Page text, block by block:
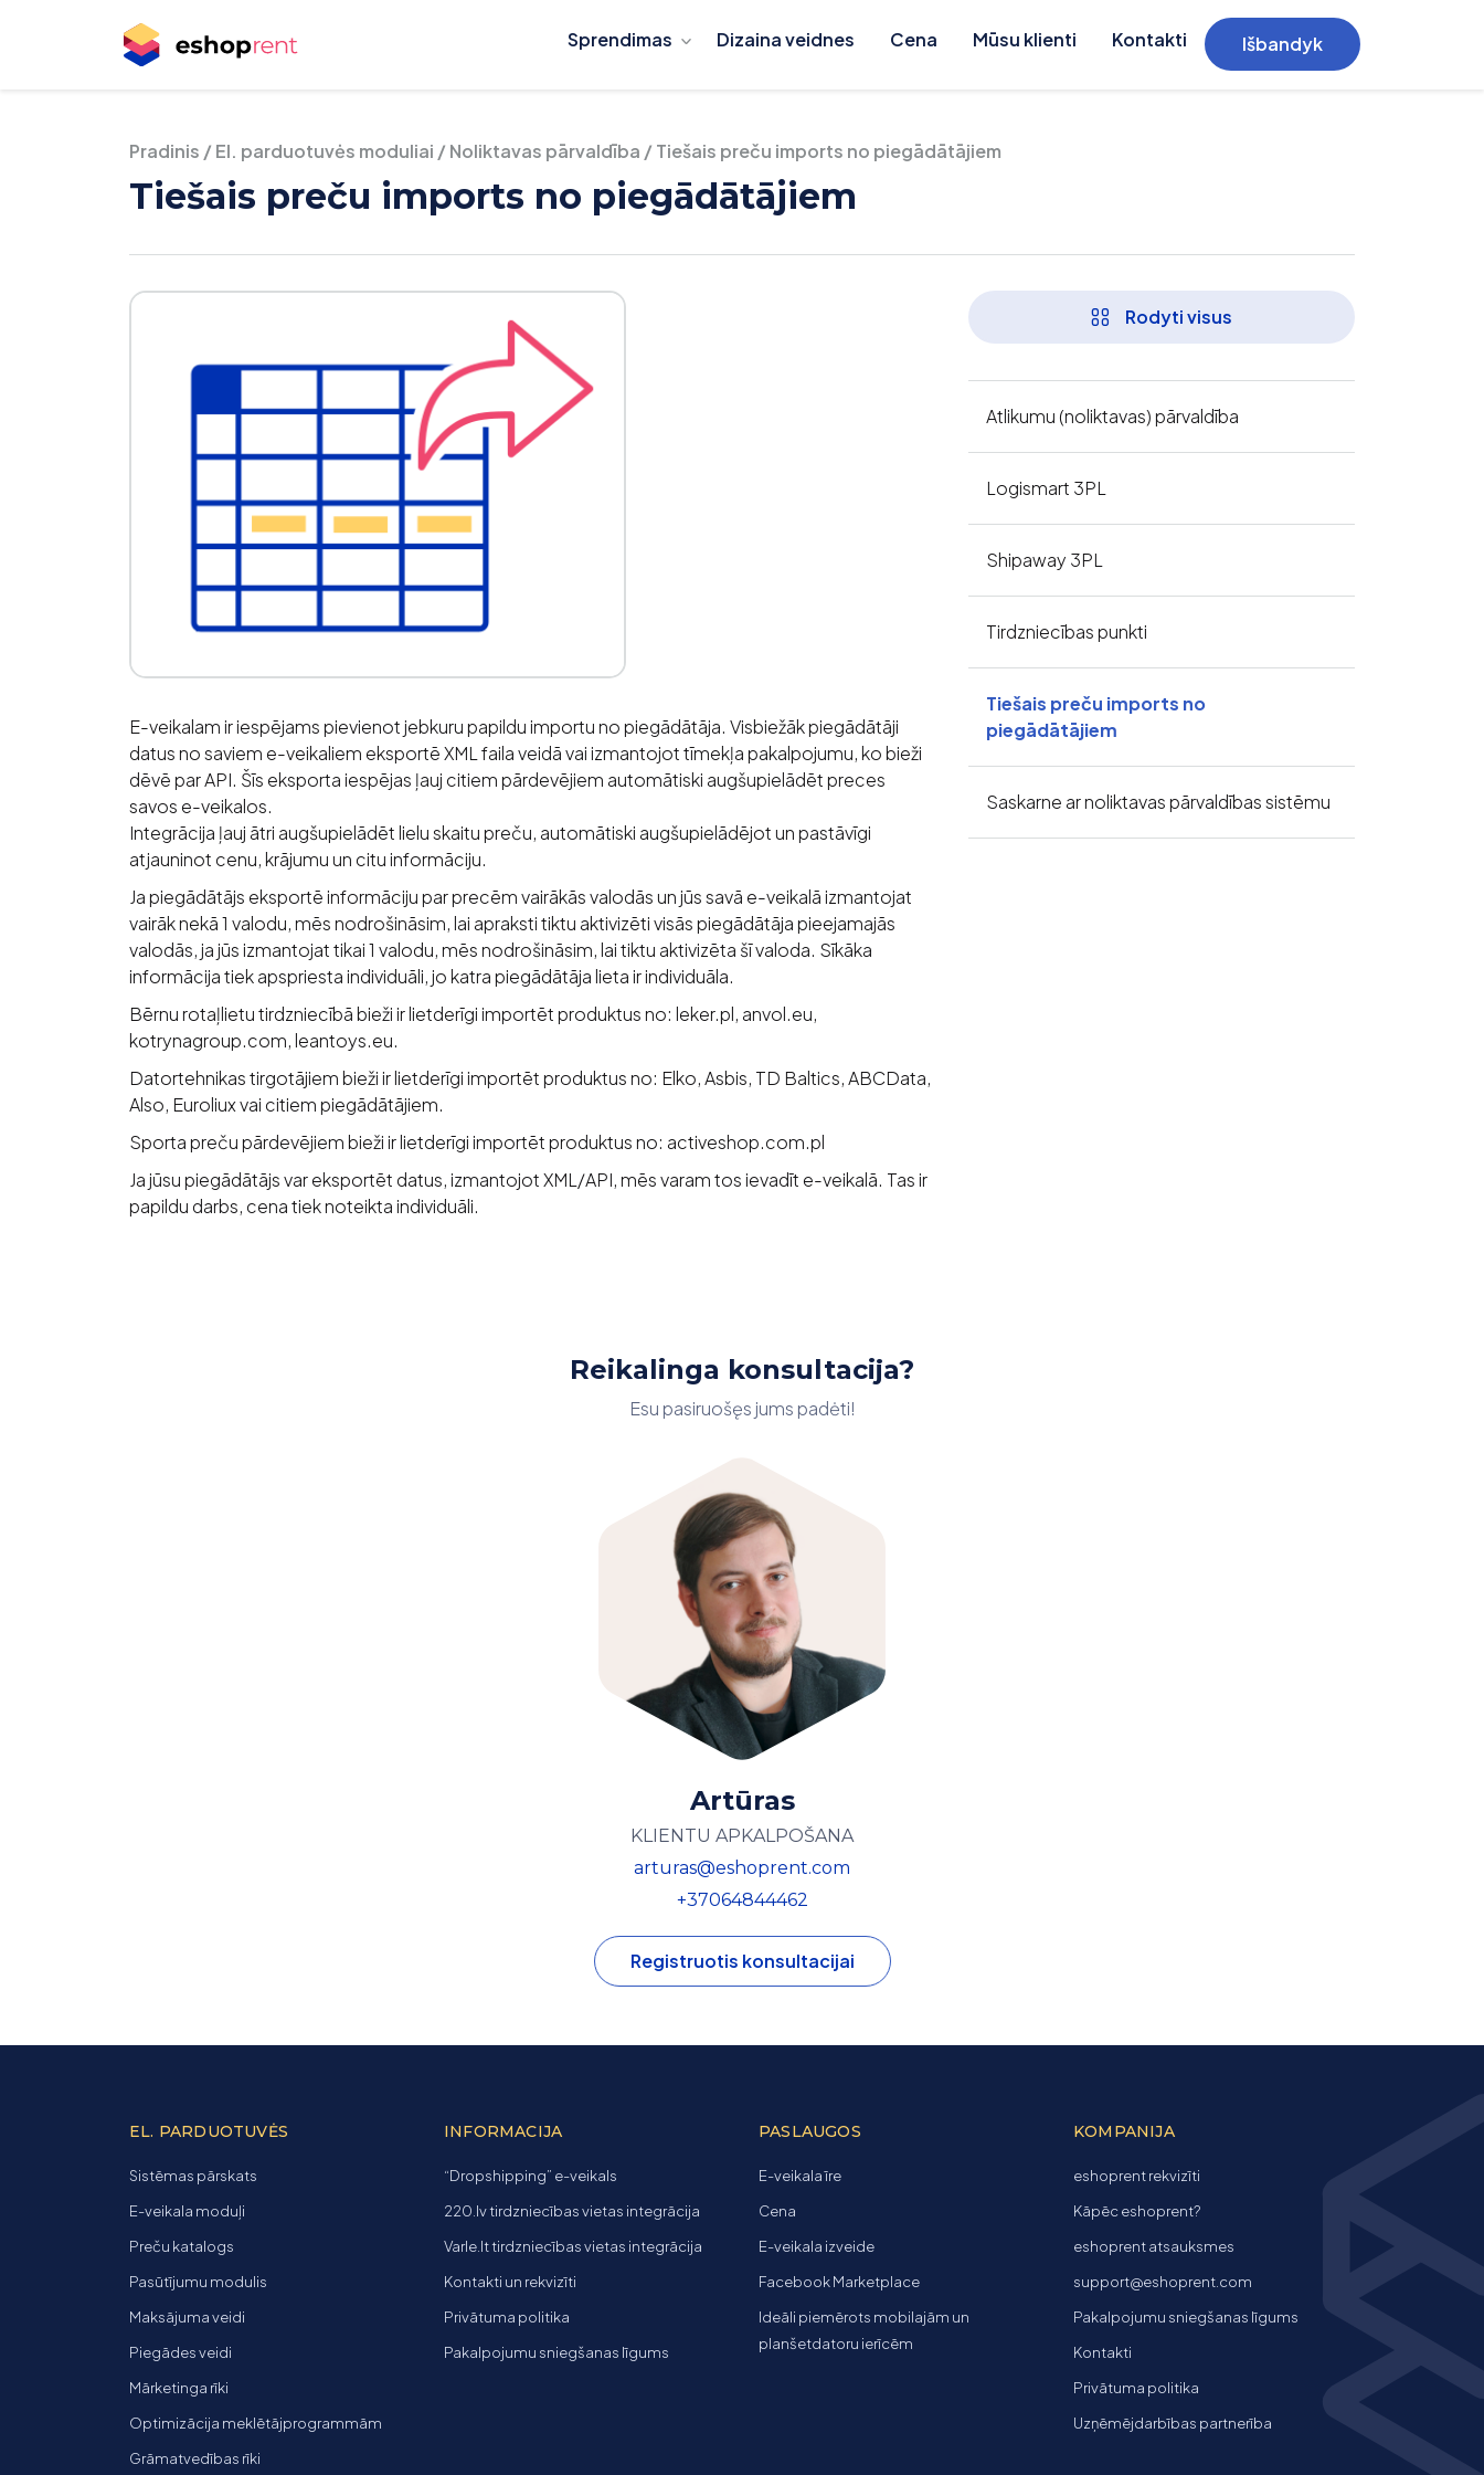
Sprendimas Dizaina veidnes Cena Mūsu klienti Kontakti Išbandyk
Pradinis /El. parduotuvės moduliai /Noliktavas pārvaldība /Tiešais preču imports no piegādātājiem
Tiešais preču imports no piegādātājiem
E-veikalam ir iespējams pievienot jebkuru papildu importu no piegādātāja. Visbiežāk piegādātāji
datus no saviem e-veikaliem eksportē XML faila veidā vai izmantojot tīmekļa pakalpojumu, ko bieži
dēvē par API. Šīs eksporta iespējas ļauj citiem pārdevējiem automātiski augšupielādēt preces
savos e-veikalos.
Integrācija ļauj ātri augšupielādēt lielu skaitu preču, automātiski augšupielādējot un pastāvīgi
atjauninot cenu, krājumu un citu informāciju.
Ja piegādātājs eksportē informāciju par precēm vairākās valodās un jūs savā e-veikalā izmantojat
vairāk nekā 1 valodu, mēs nodrošināsim, lai apraksti tiktu aktivizēti visās piegādātāja pieejamajās
valodās, ja jūs izmantojat tikai 1 valodu, mēs nodrošināsim, lai tiktu aktivizēta šī valoda. Sīkāka
informācija tiek apspriesta individuāli, jo katra piegādātāja lieta ir individuāla.
Bērnu rotaļlietu tirdzniecībā bieži ir lietderīgi importēt produktus no: leker.pl, anvol.eu,
kotrynagroup.com, leantoys.eu.
Datortehnikas tirgotājiem bieži ir lietderīgi importēt produktus no: Elko, Asbis, TD Baltics, ABCData,
Also, Euroliux vai citiem piegādātājiem.
Sporta preču pārdevējiem bieži ir lietderīgi importēt produktus no: activeshop.com.pl
Ja jūsu piegādātājs var eksportēt datus, izmantojot XML/API, mēs varam tos ievadīt e-veikalā. Tas ir
papildu darbs, cena tiek noteikta individuāli.
Rodyti visus
Atlikumu (noliktavas) pārvaldība
Logismart 3PL
Shipaway 3PL
Tirdzniecības punkti
Tiešais preču imports no
piegādātājiem
Saskarne ar noliktavas pārvaldības sistēmu
Reikalinga konsultacija?
Esu pasiruošęs jums padėti!
Artūras
KLIENTU APKALPOŠANA
arturas@eshoprent.com
+37064844462
Registruotis konsultacijai
EL. PARDUOTUVĖS
Sistēmas pārskats
E-veikala moduļi
Preču katalogs
Pasūtījumu modulis
Maksājuma veidi
Piegādes veidi
Mārketinga rīki
Optimizācija meklētājprogrammām
Grāmatvedības rīki
INFORMACIJA
“Dropshipping” e-veikals
220.lv tirdzniecības vietas integrācija
Varle.lt tirdzniecības vietas integrācija
Kontakti un rekvizīti
Privātuma politika
Pakalpojumu sniegšanas līgums
PASLAUGOS
E-veikala īre
Cena
E-veikala izveide
Facebook Marketplace
Ideāli piemērots mobilajām un
planšetdatoru ierīcēm
KOMPANIJA
eshoprent rekvizīti
Kāpēc eshoprent?
eshoprent atsauksmes
support@eshoprent.com
Pakalpojumu sniegšanas līgums
Kontakti
Privātuma politika
Uzņēmējdarbības partnerība